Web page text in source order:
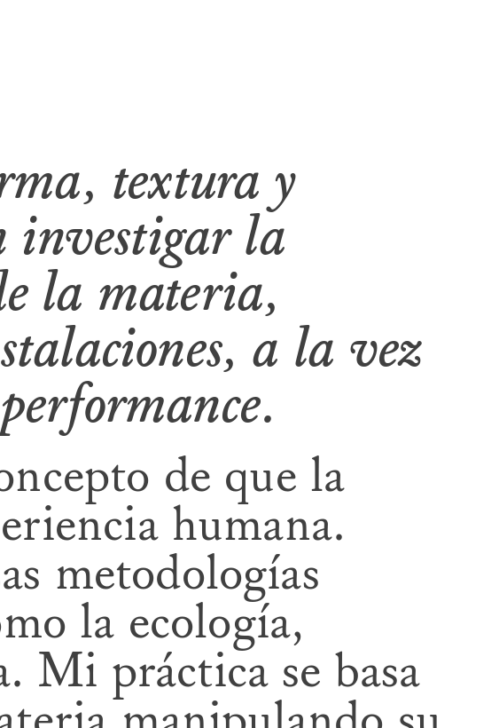
textura y
investigar la
la materia,
a la vez
de que la
humana.
metodologías
la ecología,
Mi práctica se basa